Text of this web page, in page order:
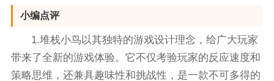
小编点评
1.堆栈小鸟以其独特的游戏设计理念，给广大玩家
带来了全新的游戏体验。它不仅考验玩家的反应速度和
策略思维，还兼具趣味性和挑战性，是一款不可多得的